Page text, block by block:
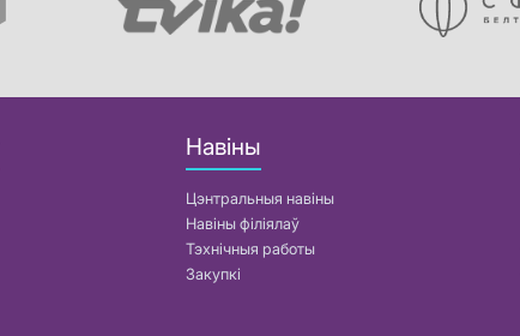
Навіны
Цэнтральныя навіны
Навіны філіялаў
Тэхнічныя работы
Закупкі